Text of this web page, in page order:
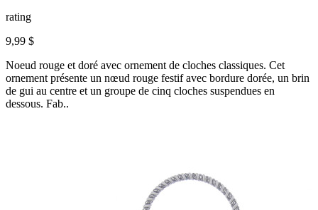
rating
9,99 $
Noeud rouge et doré avec ornement de cloches classiques. Cet
ornement présente un nœud rouge festif avec bordure dorée, un brin
de gui au centre et un groupe de cinq cloches suspendues en
dessous. Fab..